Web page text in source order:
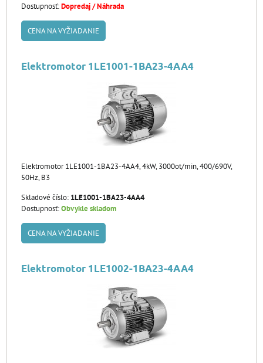
Dostupnosť:Dopredaj / Náhrada
CENA NA VYŽIADANIE
Elektromotor 1LE1001-1BA23-4AA4
Elektromotor 1LE1001-1BA23-4AA4, 4kW, 3000ot/min, 400/690V,
50Hz, B3
Skladové číslo: 1LE1001-1BA23-4AA4
Dostupnosť:Obvykle skladom
CENA NA VYŽIADANIE
Elektromotor 1LE1002-1BA23-4AA4